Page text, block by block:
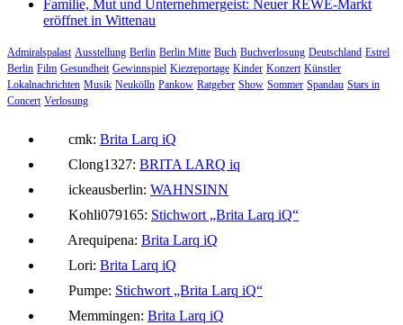
Familie, Mut und Unternehmergeist: Neuer REWE-Markt
eröffnet in Wittenau
Admiralspalast Ausstellung Berlin Berlin Mitte Buch Buchverlosung Deutschland Estrel
Berlin Film Gesundheit Gewinnspiel Kiezreportage Kinder Konzert Künstler
Lokalnachrichten Musik Neukölln Pankow Ratgeber Show Sommer Spandau Stars in
Concert Verlosung
cmk: Brita Larq iQ
Clong1327: BRITA LARQ iq
ickeausberlin: WAHNSINN
Kohli079165: Stichwort „Brita Larq iQ“
Arequipena: Brita Larq iQ
Lori: Brita Larq iQ
Pumpe: Stichwort „Brita Larq iQ“
Memmingen: Brita Larq iQ